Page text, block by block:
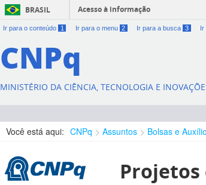
BRASIL Acesso à informação
Ir para o conteúdo 1 Ir para o menu 2 Ir para a busca 3 Ir
CNPq
MINISTÉRIO DA CIÊNCIA, TECNOLOGIA E
Você está aqui: CNPq Assuntos Bolsas e
Projetos